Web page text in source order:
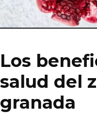
Los
salud del
granada